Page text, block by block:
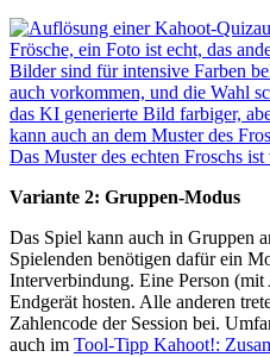
Variante 2: Gruppen-Modus
Das Spiel kann auch in Gruppen
Spielenden benötigen dafür ein
Interverbindung. Eine Person
Endgerät hosten. Alle anderen
Zahlencode der Session bei.
auch im Tool-Tipp Kahoot!: